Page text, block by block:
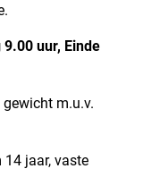
uur, Einde
m.u.v.
vaste